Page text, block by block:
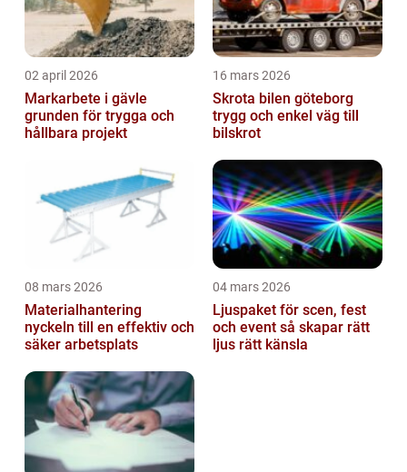
02 april 2026
Markarbete i gävle
grunden för trygga och
hållbara projekt
16 mars 2026
Skrota bilen göteborg
trygg och enkel väg till
bilskrot
08 mars 2026
Materialhantering
nyckeln till en effektiv och
säker arbetsplats
04 mars 2026
Ljuspaket för scen, fest
och event så skapar rätt
ljus rätt känsla